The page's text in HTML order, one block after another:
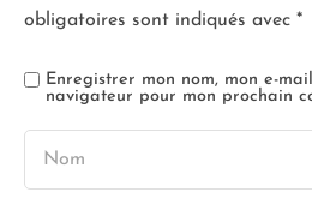
obligatoires sont indiqués avec *
Enregistrer mon nom, mon e-
navigateur pour mon prochain